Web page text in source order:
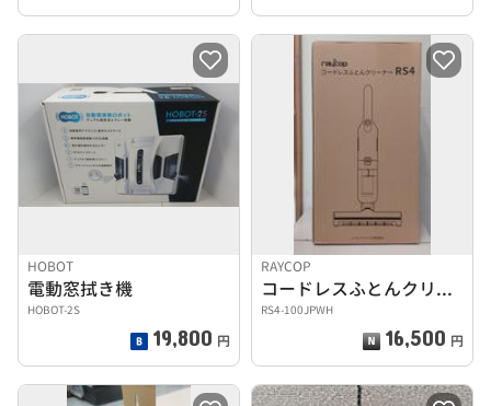
HOBOT
電動窓拭き機
HOBOT-2S
19,800 円
RAYCOP
コードレスふとんクリーナー
RS4-100JPWH
16,500 円